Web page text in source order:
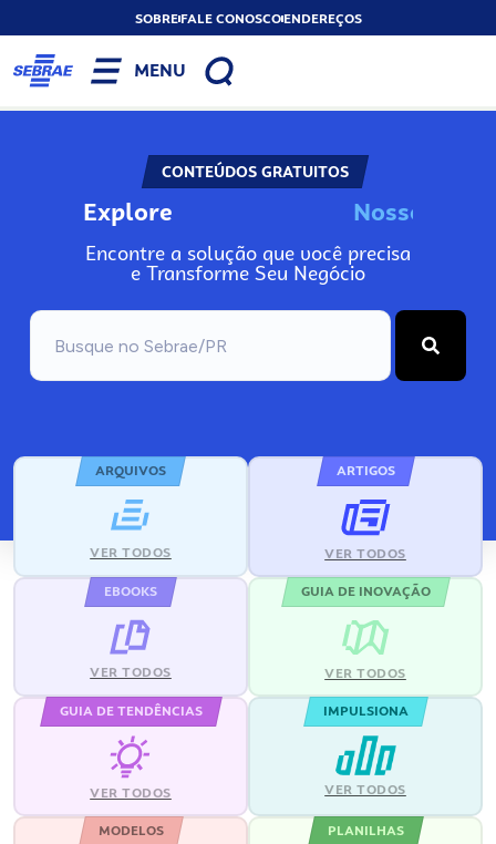
SOBREFALE CONOSCOENDEREÇOS
MENU
CONTEÚDOS GRATUITOS
Explore Nos
Encontre a solução que você precisa
e Transforme Seu Negócio
ARQUIVOS
VER TODOS
ARTIGOS
VER TODOS
EBOOKS
VER TODOS
GUIA DE INOVAÇÃO
VER TODOS
GUIA DE TENDÊNCIAS
VER TODOS
IMPULSIONA
VER TODOS
MODELOS PLANILHAS